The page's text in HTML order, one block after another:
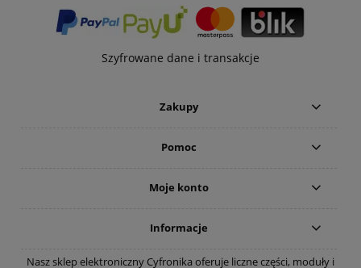
Szyfrowane dane i transakcje
Zakupy
Pomoc
Moje konto
Informacje
Nasz sklep elektroniczny Cyfronika oferuje liczne części, moduły i